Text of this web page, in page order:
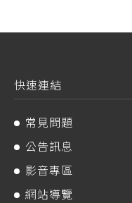
快速連結
常見問題
公告訊息
影音專區
網站導覽